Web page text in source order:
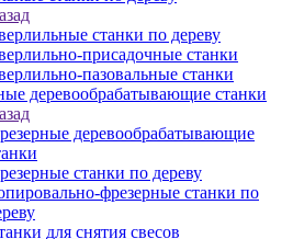
станки по дереву
присадочные станки
пазовальные станки
деревообрабатывающие станки
деревообрабатывающие
станки по дереву
фрезерные станки по
для снятия свесов